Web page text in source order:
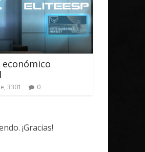
3301 0
¡Gracias!